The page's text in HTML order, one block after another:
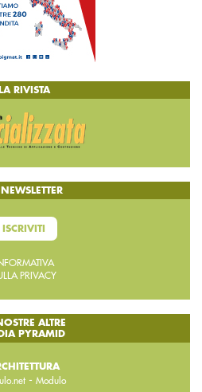
LA RIVISTA
NEWSLETTER
ISCRIVITI
PRIVACY
ALTRE
PYRAMID
- Modulo